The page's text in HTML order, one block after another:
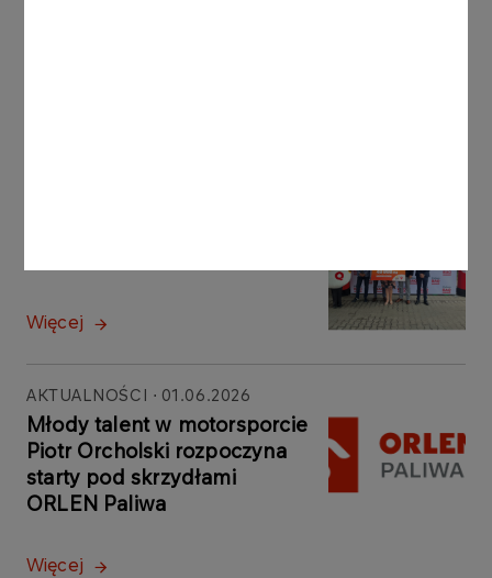
Więcej
AKTUALNOŚCI 01.06.2026
Młody talent w motorsporcie
Piotr Orcholski rozpoczyna
starty pod skrzydłami
ORLEN Paliwa
Więcej